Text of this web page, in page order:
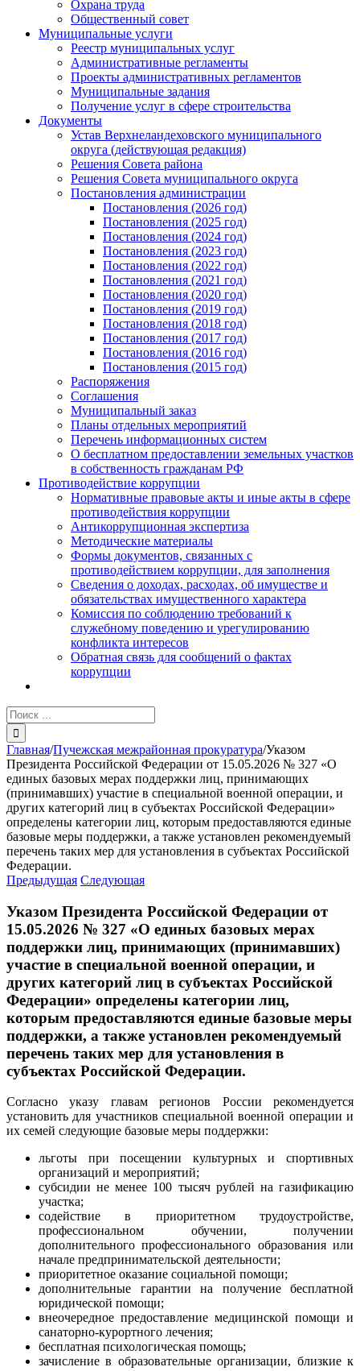
Охрана труда
Общественный совет
Муниципальные услуги
Реестр муниципальных услуг
Административные регламенты
Проекты административных регламентов
Муниципальные задания
Получение услуг в сфере строительства
Документы
Устав Верхнеландеховского муниципального
округа (действующая редакция)
Решения Совета района
Решения Совета муниципального округа
Постановления администрации
Постановления (2026 год)
Постановления (2025 год)
Постановления (2024 год)
Постановления (2023 год)
Постановления (2022 год)
Постановления (2021 год)
Постановления (2020 год)
Постановления (2019 год)
Постановления (2018 год)
Постановления (2017 год)
Постановления (2016 год)
Постановления (2015 год)
Распоряжения
Соглашения
Муниципальный заказ
Планы отдельных мероприятий
Перечень информационных систем
О бесплатном предоставлении земельных участков
в собственность гражданам РФ
Противодействие коррупции
Нормативные правовые акты и иные акты в сфере
противодействия коррупции
Антикоррупционная экспертиза
Методические материалы
Формы документов, связанных с
противодействием коррупции, для заполнения
Сведения о доходах, расходах, об имуществе и
обязательствах имущественного характера
Комиссия по соблюдению требований к
служебному поведению и урегулированию
конфликта интересов
Обратная связь для сообщений о фактах
коррупции
Результат
поиска:
Главная/Пучежская межрайонная прокуратура/Указом
Президента Российской Федерации от 15.05.2026 № 327 «О
единых базовых мерах поддержки лиц, принимающих
(принимавших) участие в специальной военной операции, и
других категорий лиц в субъектах Российской Федерации»
определены категории лиц, которым предоставляются единые
базовые меры поддержки, а также установлен рекомендуемый
перечень таких мер для установления в субъектах Российской
Федерации.
Предыдущая Следующая
Указом Президента Российской Федерации от
15.05.2026 № 327 «О единых базовых мерах
поддержки лиц, принимающих (принимавших)
участие в специальной военной операции, и
других категорий лиц в субъектах Российской
Федерации» определены категории лиц,
которым предоставляются единые базовые меры
поддержки, а также установлен рекомендуемый
перечень таких мер для установления в
субъектах Российской Федерации.
Согласно указу главам регионов России рекомендуется
установить для участников специальной военной операции и
их семей следующие базовые меры поддержки:
льготы при посещении культурных и спортивных
организаций и мероприятий;
субсидии не менее 100 тысяч рублей на газификацию
участка;
содействие в приоритетном трудоустройстве,
профессиональном обучении, получении
дополнительного профессионального образования или
начале предпринимательской деятельности;
приоритетное оказание социальной помощи;
дополнительные гарантии на получение бесплатной
юридической помощи;
внеочередное предоставление медицинской помощи и
санаторно-курортного лечения;
бесплатная психологическая помощь;
зачисление в образовательные организации, близкие к